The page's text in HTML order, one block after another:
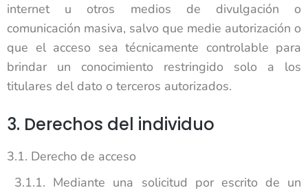
internet u otros medios de divulgación o
comunicación masiva, salvo que medie autorización o
que el acceso sea técnicamente controlable para
brindar un conocimiento restringido solo a los
titulares del dato o terceros autorizados.
3. Derechos del individuo
3.1. Derecho de acceso
3.1.1. Mediante una solicitud por escrito de un